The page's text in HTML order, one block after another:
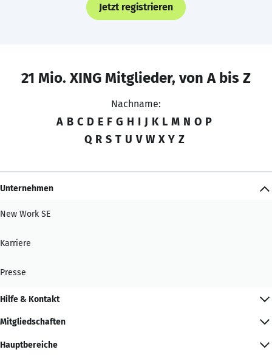
Jetzt registrieren
21 Mio. XING Mitglieder, von A bis Z
Nachname:
A B C D E F G H I J K L M N O P
Q R S T U V W X Y Z
Unternehmen
New Work SE
Karriere
Presse
Hilfe & Kontakt
Mitgliedschaften
Hauptbereiche